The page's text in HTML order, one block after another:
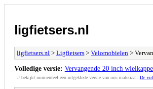
ligfietsers.nl
ligfietsers.nl > Ligfietsers > Velomobielen >
Volledige versie: Vervangende 20 inch
U bekijkt momenteel een uitgeklede versie van ons materiaal. De